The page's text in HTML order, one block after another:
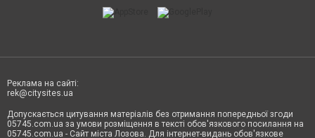
Реклама на сайті:
rek@citysites.ua
Допускається цитування матеріалів без отримання попередньої згоди
05745.com.ua за умови розміщення в тексті обов'язкового посилання на
05745.com.ua - Сайт міста Лозова. Для інтернет-видань обов'язкове